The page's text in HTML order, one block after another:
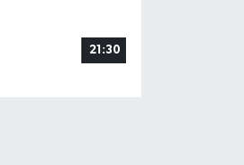
21:30